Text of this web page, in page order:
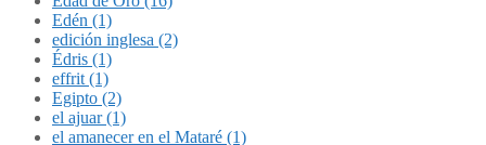
Edén (1)
edición inglesa (2)
Édris (1)
effrit (1)
Egipto (2)
el ajuar (1)
el amanecer en el Mataré (1)